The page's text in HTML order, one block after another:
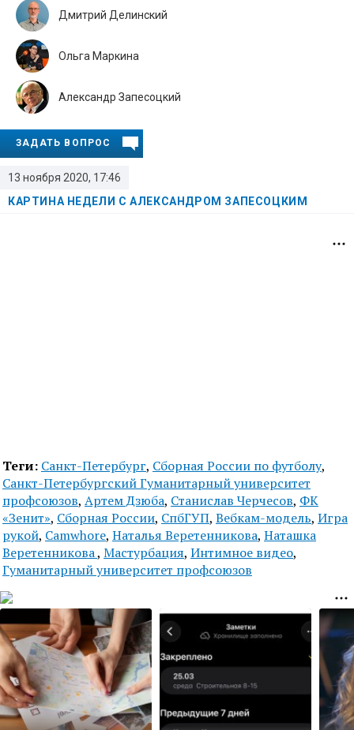
13 ноября 2020, 17:46
КАРТИНА НЕДЕЛИ С АЛЕКСАНДРОМ ЗАПЕСОЦКИМ
Дмитрий Делинский
Ольга Маркина
Александр Запесоцкий
ЗАДАТЬ ВОПРОС
Теги: Санкт-Петербург, Сборная России по футболу,
Санкт-Петербургский Гуманитарный университет
профсоюзов, Артем Дзюба, Станислав Черчесов, ФК
«Зенит», Сборная России, СпбГУП, Вебкам-модель, Игра
рукой, Camwhore, Наталья Веретенникова, Наташка
Веретенникова, Мастурбация, Интимное видео,
Гуманитарный университет профсоюзов